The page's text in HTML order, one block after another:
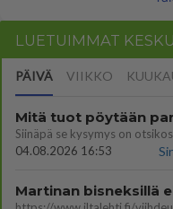
LUETUIMMAT
PÄIVÄ VIIKKO
Mitä tuot pöytään
04.08.2026 16:53
Martinan bisneksillä